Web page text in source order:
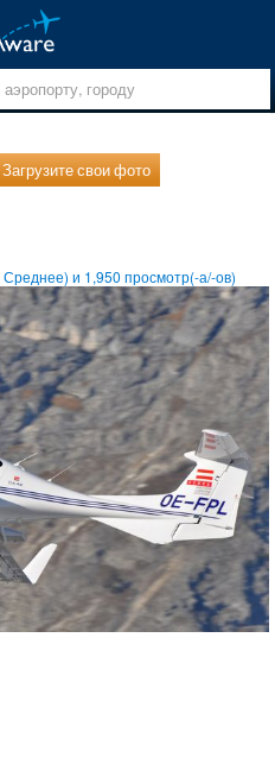
Загрузите свои фото
Среднее) и 1,950 просмотр(-а/-ов)